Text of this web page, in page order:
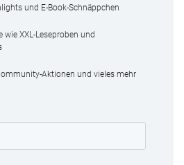
und E-Book-Schnäppchen
wie XXL-Leseproben und
Aktionen und vieles mehr